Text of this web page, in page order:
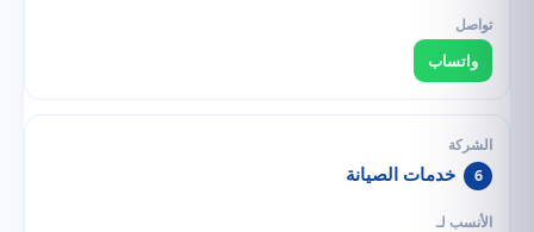
واتساب
6 خدمات الصيانة